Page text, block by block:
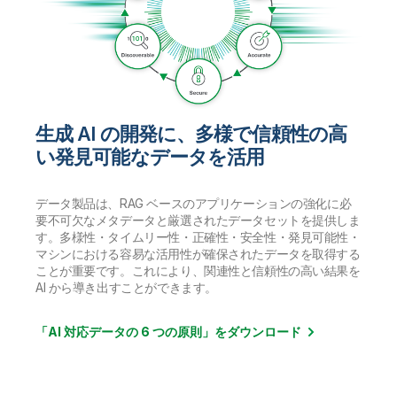
生成 AI の開発に、多様で信頼性の高
い発見可能なデータを活用
データ製品は、RAG ベースのアプリケーションの強化に必
要不可欠なメタデータと厳選されたデータセットを提供しま
す。多様性・タイムリー性・正確性・安全性・発見可能性・
マシンにおける容易な活用性が確保されたデータを取得する
ことが重要です。これにより、関連性と信頼性の高い結果を
AI から導き出すことができます。
「AI 対応データの 6 つの原則」をダウンロード